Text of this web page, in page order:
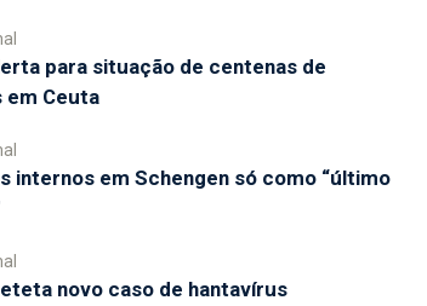
para situação de centenas de
em Ceuta
internos em Schengen só como “último
novo caso de hantavírus